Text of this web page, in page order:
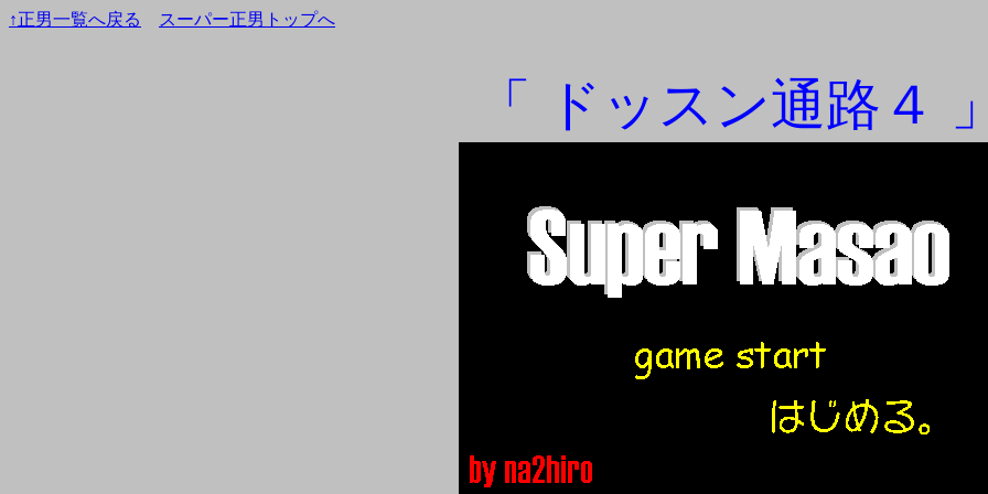
↑正男一覧へ戻る スーパー正男トップへ
「 ドッスン通路４ 」